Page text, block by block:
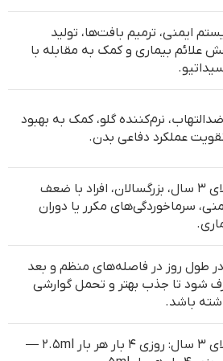
ایمنی، ترمیم بافت‌ها، تولید
علائم بیماری و کمک به مقابله با
نرم‌کننده گلو، کمک به بهبود
عملکرد دفاعی بدن.
کودکان بالای ۳ سال، بزرگسالان، افراد با ضعف
سرماخوردگی‌های مکرر یا دوران
طول روز در فاصله‌های منظم و بعد
شود تا جذب بهتر و تحمل گوارشی
باشد.
کودکان بالای ۳ سال: روزی ۴ بار هر بار ۲.۵ml —